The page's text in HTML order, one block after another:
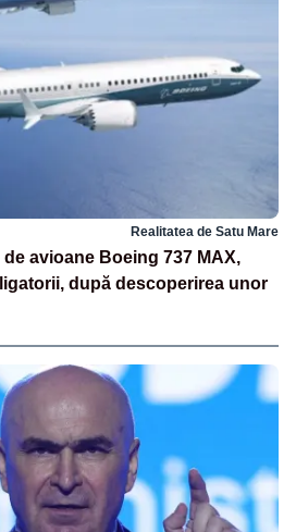
Realitatea de Satu Mare
avioane Boeing 737 MAX,
după descoperirea unor